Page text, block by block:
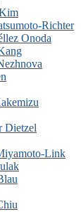
Richter
Onoda
Dietzel
Link